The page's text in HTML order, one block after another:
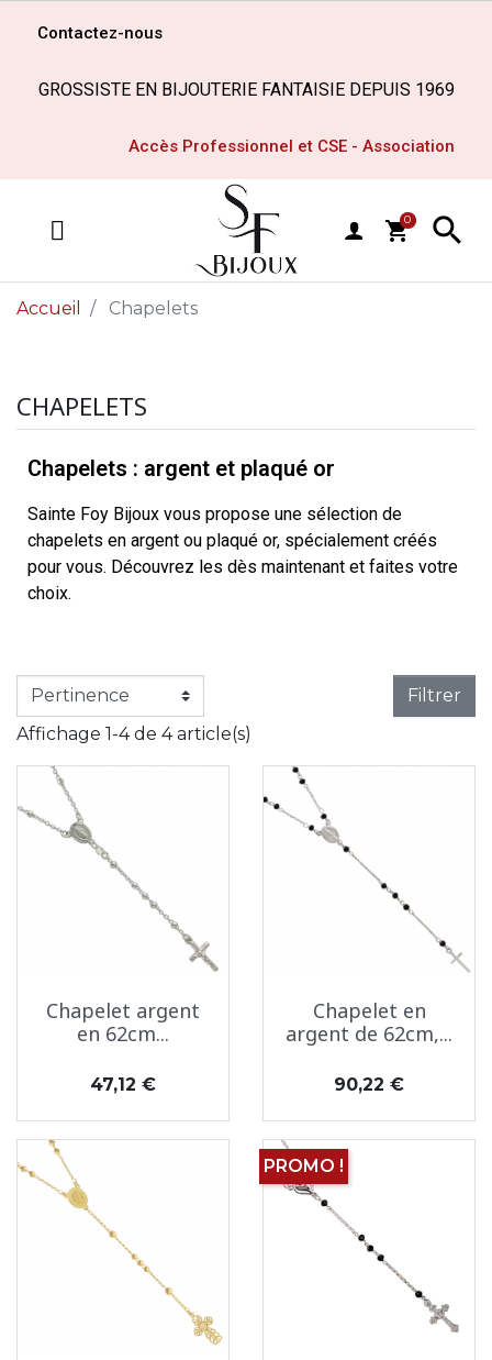
Contactez-nous
GROSSISTE EN BIJOUTERIE FANTAISIE DEPUIS 1969
Accès Professionnel et CSE - Association
shopping_cart
0 
Accueil Chapelets
CHAPELETS
Chapelets : argent et plaqué or
Sainte Foy Bijoux vous propose une sélection de
chapelets en argent ou plaqué or, spécialement créés
pour vous. Découvrez les dès maintenant et faites votre
choix.
Filtrer
Affichage 1-4 de 4 article(s)
Chapelet argent
en 62cm...
Prix
47,12 €
Chapelet en
argent de 62cm,...
Prix
90,22 €
PROMO !